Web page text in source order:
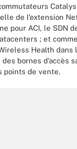
de l’extension
pour ACI, le SDN
; et
Health dans
des bornes d’accès
points de vente.